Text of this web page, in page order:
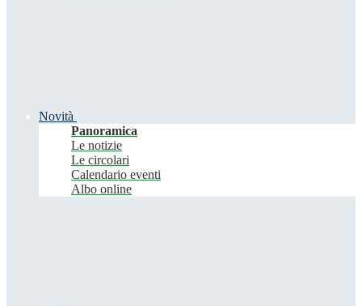
Novità
Panoramica
Le notizie
Le circolari
Calendario eventi
Albo online